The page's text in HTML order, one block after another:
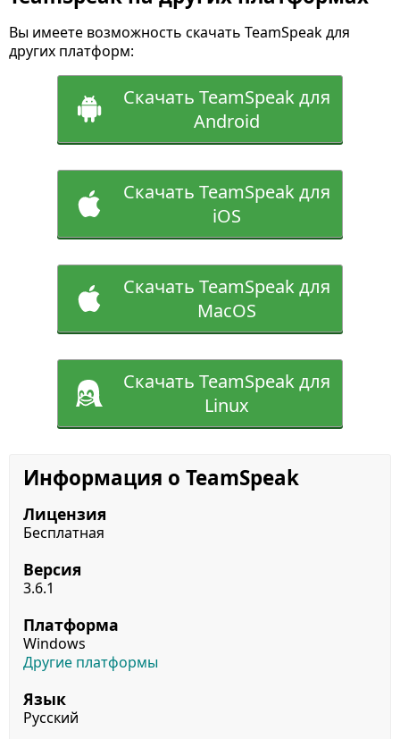
Вы имеете возможность скачать TeamSpeak для
других платформ:
Скачать TeamSpeak для
Android
Скачать TeamSpeak для
iOS
Скачать TeamSpeak для
MacOS
Скачать TeamSpeak для
Linux
Информация о TeamSpeak
Лицензия
Бесплатная
Версия
3.6.1
Платформа
Windows
Другие платформы
Язык
Русский